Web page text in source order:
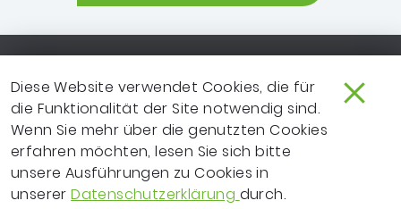
Diese Website verwendet Cookies, die für
die Funktionalität der Site notwendig sind.
Wenn Sie mehr über die genutzten Cookies
erfahren möchten, lesen Sie sich bitte
unsere Ausführungen zu Cookies in
unsererDatenschutzerklärung durch.
SO ERREICHEN SIE UNS
EXTRANET
IMPRESSUM
NEWSLETTER
LEICHTE SPRACHE
DATENSCHUTZ
FRAGEN ZUR WEBSITE?
VERTRAGSPARTNER